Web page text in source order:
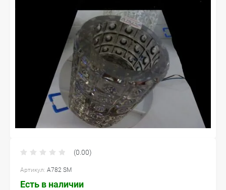
(0.00)
Артикул: A782 SM
Есть в наличии